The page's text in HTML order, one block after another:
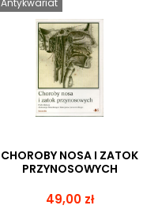
Antykwariat
CHOROBY NOSA I ZATOK
PRZYNOSOWYCH
Cena
49,00 zł